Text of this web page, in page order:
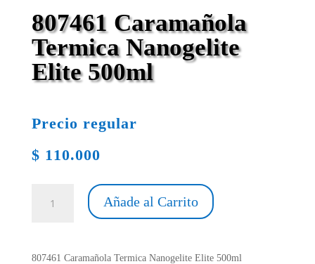
807461 Caramañola
Termica Nanogelite
Elite 500ml
Precio regular
$ 110.000
Caramañola
Elite
Añade al Carrito
807461 Caramañola Termica Nanogelite Elite 500ml